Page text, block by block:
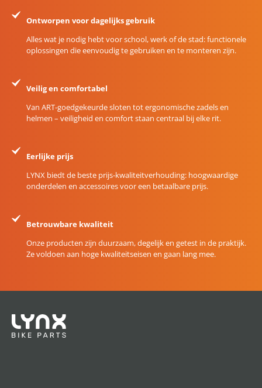
Ontworpen voor dagelijks gebruik
Alles wat je nodig hebt voor school, werk of de stad: functionele
oplossingen die eenvoudig te gebruiken en te monteren zijn.
Veilig en comfortabel
Van ART-goedgekeurde sloten tot ergonomische zadels en
helmen – veiligheid en comfort staan centraal bij elke rit.
Eerlijke prijs
LYNX biedt de beste prijs-kwaliteitverhouding: hoogwaardige
onderdelen en accessoires voor een betaalbare prijs.
Betrouwbare kwaliteit
Onze producten zijn duurzaam, degelijk en getest in de praktijk.
Ze voldoen aan hoge kwaliteitseisen en gaan lang mee.